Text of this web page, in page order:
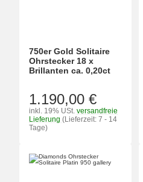
750er Gold Solitaire
Ohrstecker 18 x
Brillanten ca. 0,20ct
1.190,00 €
inkl. 19% USt. versandfreie
Lieferung (Lieferzeit: 7 - 14
Tage)